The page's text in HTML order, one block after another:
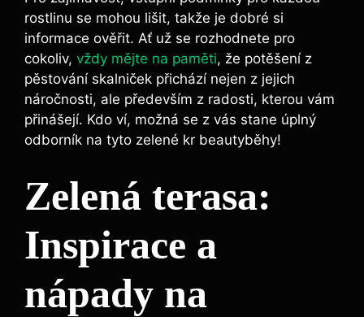
rostlinu se mohou lišit,​ takže je dobré si
informace ověřit. Ať už se ‌rozhodnete pro
cokoliv, ​ vždy mějte na paměti, ‌že potěšení z
pěstování skalniček přichází nejen z jejich
náročnosti, ale především z radosti, kterou vám
přinášejí. Kdo ví, možná se z vás stane úplný
odborník na tyto zelené kr beautyběhy!
Zelená terasa:
Inspirace a
nápady ⁤na